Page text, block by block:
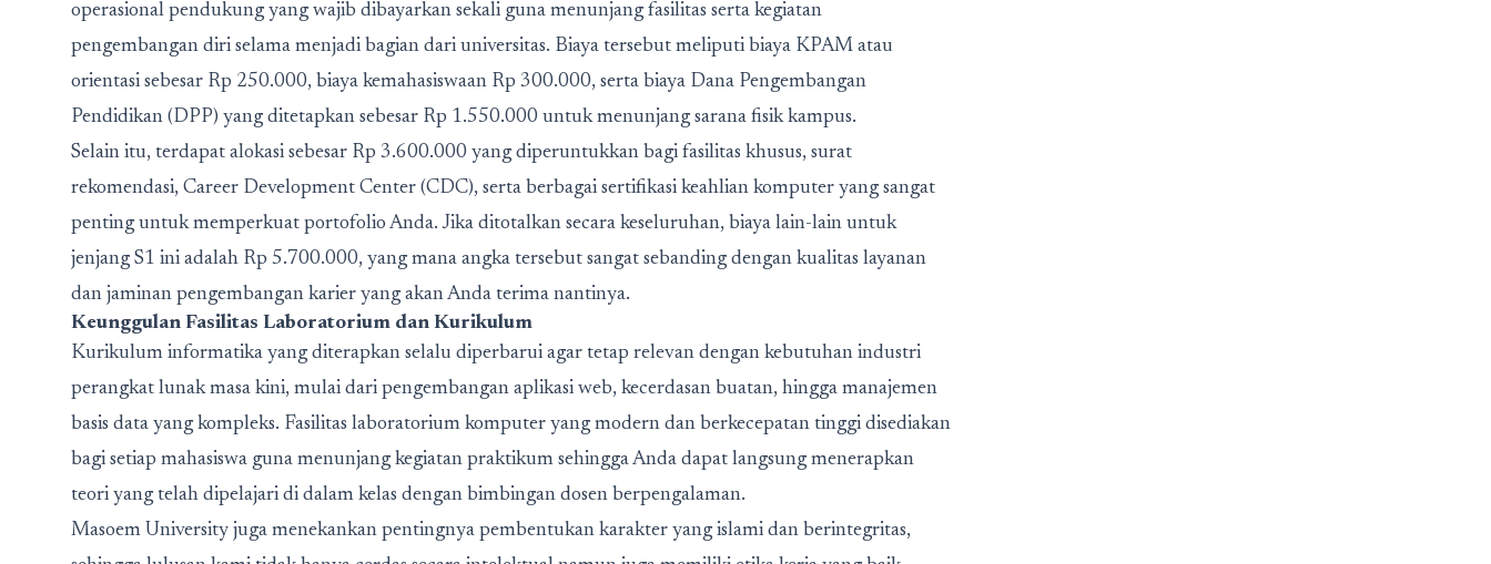
operasional pendukung yang wajib dibayarkan sekali guna menunjang fasilitas serta kegiatan
pengembangan diri selama menjadi bagian dari universitas. Biaya tersebut meliputi biaya KPAM atau
orientasi sebesar Rp 250.000, biaya kemahasiswaan Rp 300.000, serta biaya Dana Pengembangan
Pendidikan (DPP) yang ditetapkan sebesar Rp 1.550.000 untuk menunjang sarana fisik kampus.
Selain itu, terdapat alokasi sebesar Rp 3.600.000 yang diperuntukkan bagi fasilitas khusus, surat
rekomendasi, Career Development Center (CDC), serta berbagai sertifikasi keahlian komputer yang sangat
penting untuk memperkuat portofolio Anda. Jika ditotalkan secara keseluruhan, biaya lain-lain untuk
jenjang S1 ini adalah Rp 5.700.000, yang mana angka tersebut sangat sebanding dengan kualitas layanan
dan jaminan pengembangan karier yang akan Anda terima nantinya.
Keunggulan Fasilitas Laboratorium dan Kurikulum
Kurikulum informatika yang diterapkan selalu diperbarui agar tetap relevan dengan kebutuhan industri
perangkat lunak masa kini, mulai dari pengembangan aplikasi web, kecerdasan buatan, hingga manajemen
basis data yang kompleks. Fasilitas laboratorium komputer yang modern dan berkecepatan tinggi disediakan
bagi setiap mahasiswa guna menunjang kegiatan praktikum sehingga Anda dapat langsung menerapkan
teori yang telah dipelajari di dalam kelas dengan bimbingan dosen berpengalaman.
Masoem University juga menekankan pentingnya pembentukan karakter yang islami dan berintegritas,